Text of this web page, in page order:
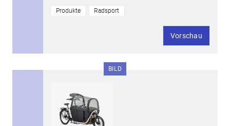
Produkte Radsport
Vorschau
BILD